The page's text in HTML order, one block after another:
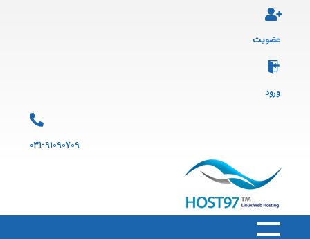
عضویت
ورود
۰۳۱-۹۱۰۹۰۷۰۹
هاست ۹۷ارائه سرویس هاست لینوکس و ثبت دامنه